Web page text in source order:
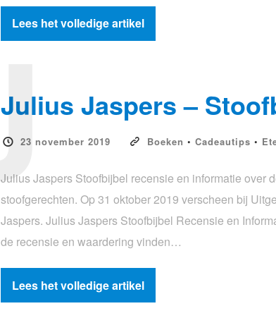
Lees het volledige artikel
Julius Jaspers –
23 november 2019 Boeken • Cadeautips •
J
Julius Jaspers Stoofbijbel recensie en informatie over
stoofgerechten. Op 31 oktober 2019 verscheen bij
Jaspers. Julius Jaspers Stoofbijbel Recensie en
de recensie en waardering vinden…
Lees het volledige artikel